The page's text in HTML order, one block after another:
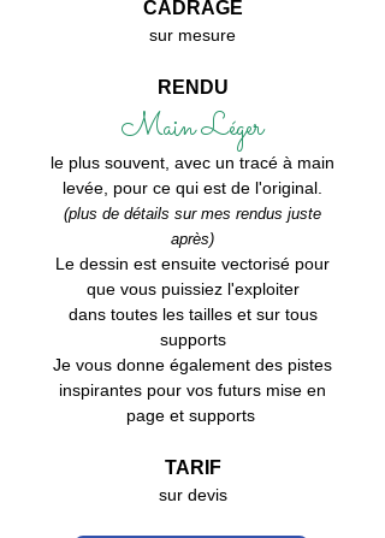
CADRAGE
sur mesure
RENDU
Main Léger
le plus souvent, avec un tracé à main
levée, pour ce qui est de l'original.
(plus de détails sur mes rendus juste
après)
Le dessin est ensuite vectorisé pour
que vous puissiez l'exploiter
dans toutes les tailles et sur tous
supports
Je vous donne également des pistes
inspirantes pour vos futurs mise en
page et supports
TARIF
sur devis